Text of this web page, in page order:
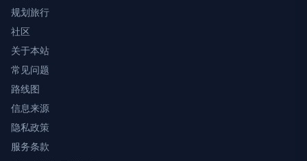
规划旅行
社区
关于本站
常见问题
路线图
信息来源
隐私政策
服务条款